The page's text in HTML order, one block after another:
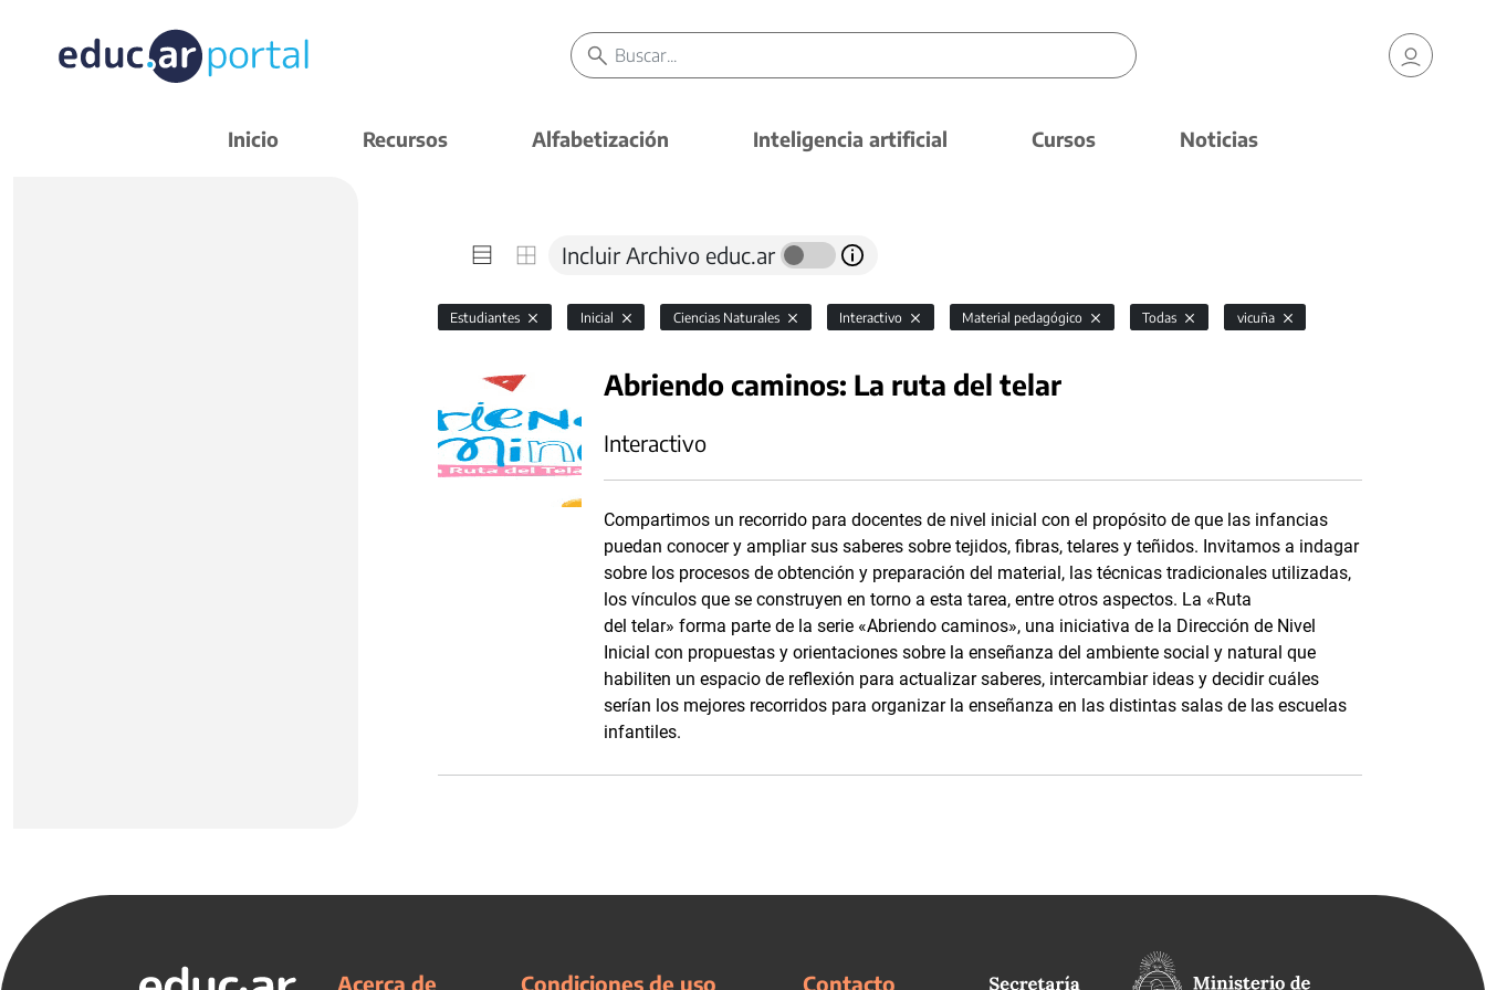
Inicio Recursos Alfabetización Inteligencia artificial Cursos Noticias
Incluir Archivo educ.ar
Estudiantes Inicial Ciencias Naturales Interactivo Material pedagógico Todas vicuña
Abriendo caminos: La ruta del telar
Interactivo
Compartimos un recorrido para docentes de nivel inicial con el propósito de que las infancias
puedan conocer y ampliar sus saberes sobre tejidos, fibras, telares y teñidos. Invitamos a indagar
sobre los procesos de obtención y preparación del material, las técnicas tradicionales utilizadas,
los vínculos que se construyen en torno a esta tarea, entre otros aspectos. La «Ruta
del telar» forma parte de la serie «Abriendo caminos», una iniciativa de la Dirección de Nivel
Inicial con propuestas y orientaciones sobre la enseñanza del ambiente social y natural que
habiliten un espacio de reflexión para actualizar saberes, intercambiar ideas y decidir cuáles
serían los mejores recorridos para organizar la enseñanza en las distintas salas de las escuelas
infantiles.
Acerca de Condiciones de uso Contacto